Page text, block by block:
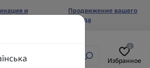
и
Продвижение вашего
бренда
0
Избранное